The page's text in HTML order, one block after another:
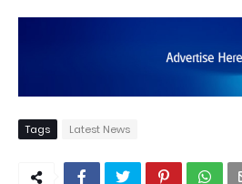
Tags Latest News